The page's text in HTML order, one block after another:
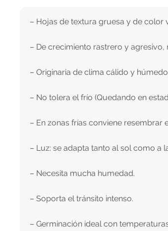
– Hojas de textura gruesa y de color
– De crecimiento rastrero y
– Originaria de clima cálido y
– No tolera el frío (Quedando en
– En zonas frías conviene resembrar
– Luz: se adapta tanto al sol como a
– Necesita mucha humedad.
– Soporta el tránsito intenso.
– Germinación ideal con